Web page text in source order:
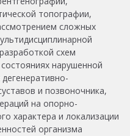
топографии,
сложных
схем
нарушенной
и позвоночника,
на опорно-
характера и локализации
организма